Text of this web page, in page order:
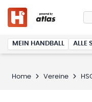
MEIN HANDBALL ALLE
Home Vereine